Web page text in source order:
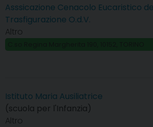
Asssicazione Cenacolo Eucaristico
Trasfigurazione O.d.V.
Altro
Istituto Maria Ausiliatrice
(scuola per l'Infanzia)
Altro